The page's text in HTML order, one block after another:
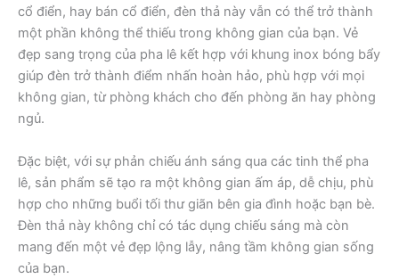
cổ điển, hay bán cổ điển, đèn thả này vẫn có thể trở thành
một phần không thể thiếu trong không gian của bạn. Vẻ
đẹp sang trọng của pha lê kết hợp với khung inox bóng bẩy
giúp đèn trở thành điểm nhấn hoàn hảo, phù hợp với mọi
không gian, từ phòng khách cho đến phòng ăn hay phòng
ngủ.
Đặc biệt, với sự phản chiếu ánh sáng qua các tinh thể pha
lê, sản phẩm sẽ tạo ra một không gian ấm áp, dễ chịu, phù
hợp cho những buổi tối thư giãn bên gia đình hoặc bạn bè.
Đèn thả này không chỉ có tác dụng chiếu sáng mà còn
mang đến một vẻ đẹp lộng lẫy, nâng tầm không gian sống
của bạn.